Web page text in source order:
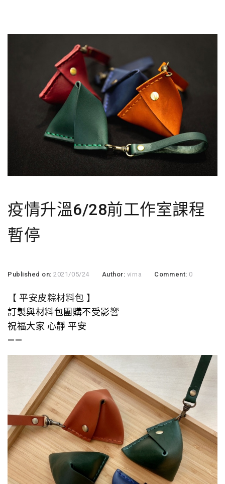
疫情升溫6/28前工作室課程
暫停
Published on:2021/05/24 Author: virna Comment: 0
【 平安皮粽材料包 】
訂製與材料包團購不受影響
祝福大家 心靜 平安
——